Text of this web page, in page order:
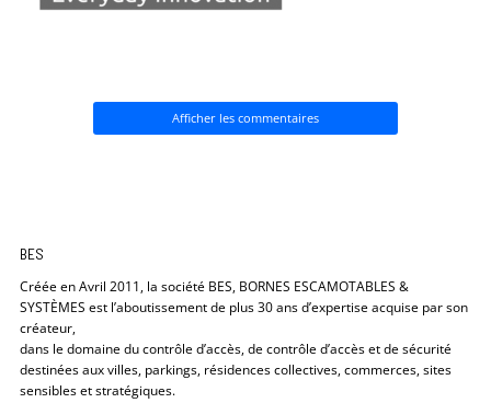
Afficher les commentaires
BES
Créée en Avril 2011, la société BES, BORNES ESCAMOTABLES &
SYSTÈMES est l’aboutissement de plus 30 ans d’expertise acquise par son
créateur,
dans le domaine du contrôle d’accès, de contrôle d’accès et de sécurité
destinées aux villes, parkings, résidences collectives, commerces, sites
sensibles et stratégiques.